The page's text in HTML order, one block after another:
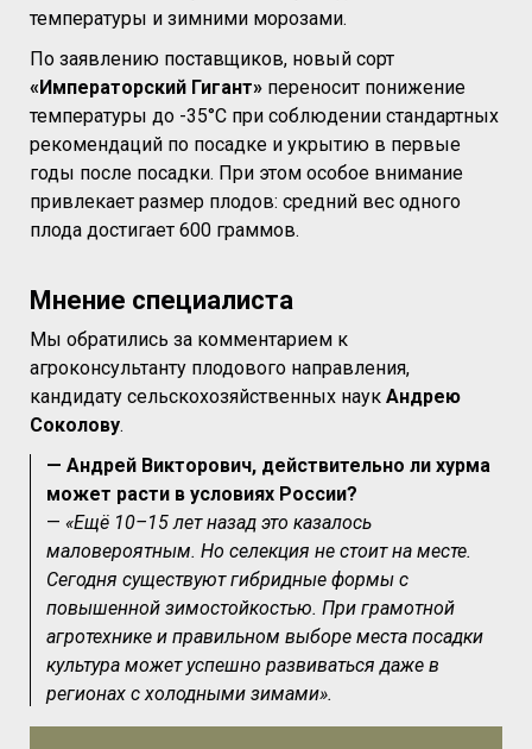
температуры и зимними морозами.
По заявлению поставщиков, новый сорт
«Императорский Гигант» переносит понижение
температуры до -35°C при соблюдении стандартных
рекомендаций по посадке и укрытию в первые
годы после посадки. При этом особое внимание
привлекает размер плодов: средний вес одного
плода достигает 600 граммов.
Мнение специалиста
Мы обратились за комментарием к
агроконсультанту плодового направления,
кандидату сельскохозяйственных наук Андрею
Соколову.
— Андрей Викторович, действительно ли хурма
может расти в условиях России?
— «Ещё 10–15 лет назад это казалось
маловероятным. Но селекция не стоит на месте.
Сегодня существуют гибридные формы с
повышенной зимостойкостью. При грамотной
агротехнике и правильном выборе места посадки
культура может успешно развиваться даже в
регионах с холодными зимами».